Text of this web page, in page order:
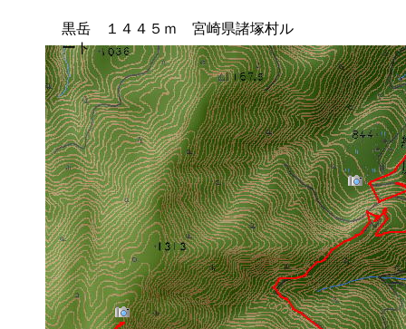
黒岳 １４４５ｍ 宮崎県諸塚村ル
ート